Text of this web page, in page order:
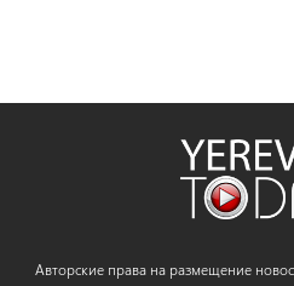
Авторские права на размещение